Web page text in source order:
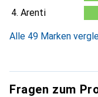
4. Arenti
Alle 49 Marken
Fragen zum